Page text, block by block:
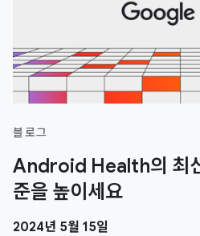
블로그
Android Health의 최
준을 높이세요
2024년 5월 15일